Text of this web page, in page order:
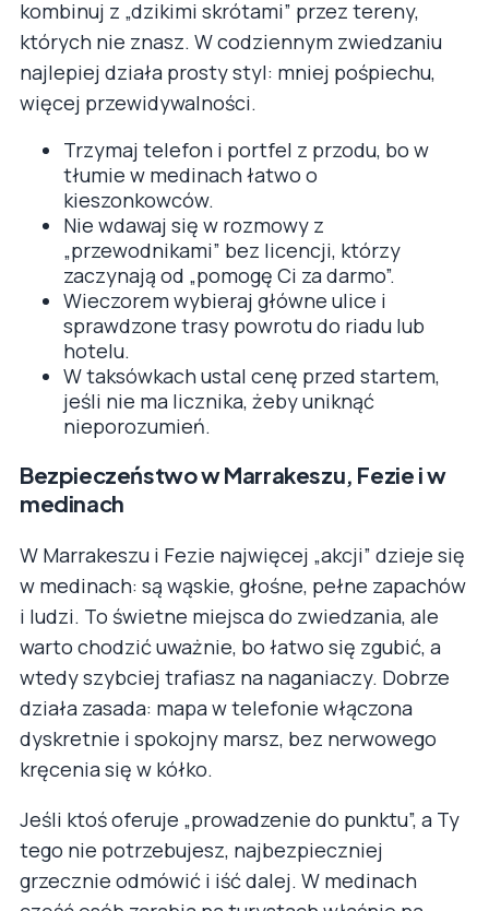
kombinuj z „dzikimi skrótami” przez tereny,
których nie znasz. W codziennym zwiedzaniu
najlepiej działa prosty styl: mniej pośpiechu,
więcej przewidywalności.
Trzymaj telefon i portfel z przodu, bo w
tłumie w medinach łatwo o
kieszonkowców.
Nie wdawaj się w rozmowy z
„przewodnikami” bez licencji, którzy
zaczynają od „pomogę Ci za darmo”.
Wieczorem wybieraj główne ulice i
sprawdzone trasy powrotu do riadu lub
hotelu.
W taksówkach ustal cenę przed startem,
jeśli nie ma licznika, żeby uniknąć
nieporozumień.
Bezpieczeństwo w Marrakeszu, Fezie i w
medinach
W Marrakeszu i Fezie najwięcej „akcji” dzieje się
w medinach: są wąskie, głośne, pełne zapachów
i ludzi. To świetne miejsca do zwiedzania, ale
warto chodzić uważnie, bo łatwo się zgubić, a
wtedy szybciej trafiasz na naganiaczy. Dobrze
działa zasada: mapa w telefonie włączona
dyskretnie i spokojny marsz, bez nerwowego
kręcenia się w kółko.
Jeśli ktoś oferuje „prowadzenie do punktu”, a Ty
tego nie potrzebujesz, najbezpieczniej
grzecznie odmówić i iść dalej. W medinach